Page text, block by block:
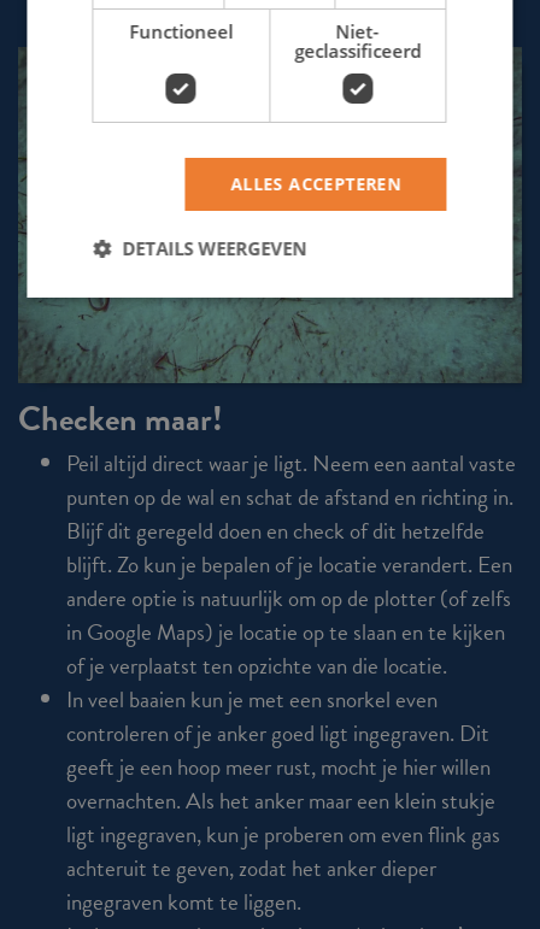
Checken maar!
Peil altijd direct waar je ligt. Neem een aantal vaste
punten op de wal en schat de afstand en richting in.
Blijf dit geregeld doen en check of dit hetzelfde
blijft. Zo kun je bepalen of je locatie verandert. Een
andere optie is natuurlijk om op de plotter (of zelfs
in Google Maps) je locatie op te slaan en te kijken
ofje verplaatstten opzichte van die locatie.
In veel baaien kun je met een snorkel even
controleren of je anker goed ligt ingegraven. Dit
geeft je een hoop meer rust, mocht je hier willen
overnachten. Als het anker maar een klein stukje
ligt ingegraven, kun je proberen om even flink gas
achteruit te geven, zodat het anker dieper
ingegraven komt te liggen.
Functioneel
Niet-
geclassificeerd
ALLES ACCEPTEREN
DETAILS WEERGEVEN